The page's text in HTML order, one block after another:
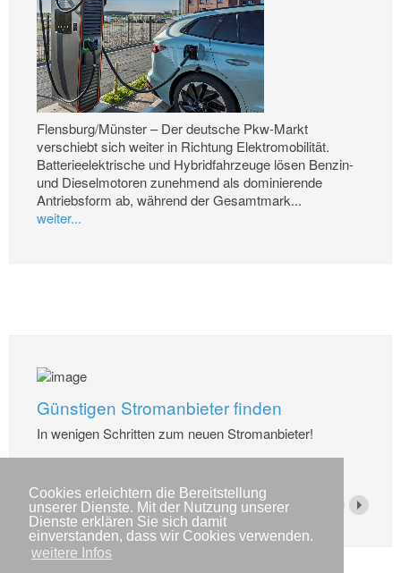
Cookies erleichtern die Bereitstellung
unserer Dienste. Mit der Nutzung unserer
Dienste erklären Sie sich damit
einverstanden, dass wir Cookies verwenden.
weitere Infos
Flensburg/Münster – Der deutsche Pkw-Markt
verschiebt sich weiter in Richtung Elektromobilität.
Batterieelektrische und Hybridfahrzeuge lösen Benzin-
und Dieselmotoren zunehmend als dominierende
Antriebsform ab, während der Gesamtmark...
weiter...
Günstigen Stromanbieter finden
In wenigen Schritten zum neuen Stromanbieter!